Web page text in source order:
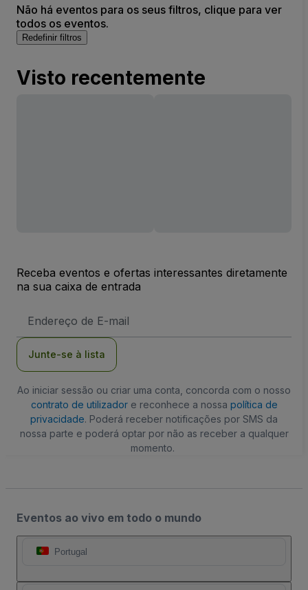
Não há eventos para os seus filtros, clique para ver
todos os eventos.
Redefinir filtros
Visto recentemente
Receba eventos e ofertas interessantes diretamente
na sua caixa de entrada
de
Junte-se à lista
Ao iniciar sessão ou criar uma conta, concorda com o nosso
contrato de utilizadore reconhece a nossa política de
privacidade. Poderá receber notificações por SMS da
nossa parte e poderá optar por não as receber a qualquer
momento.
Eventos ao vivo em todo o mundo
Portugal